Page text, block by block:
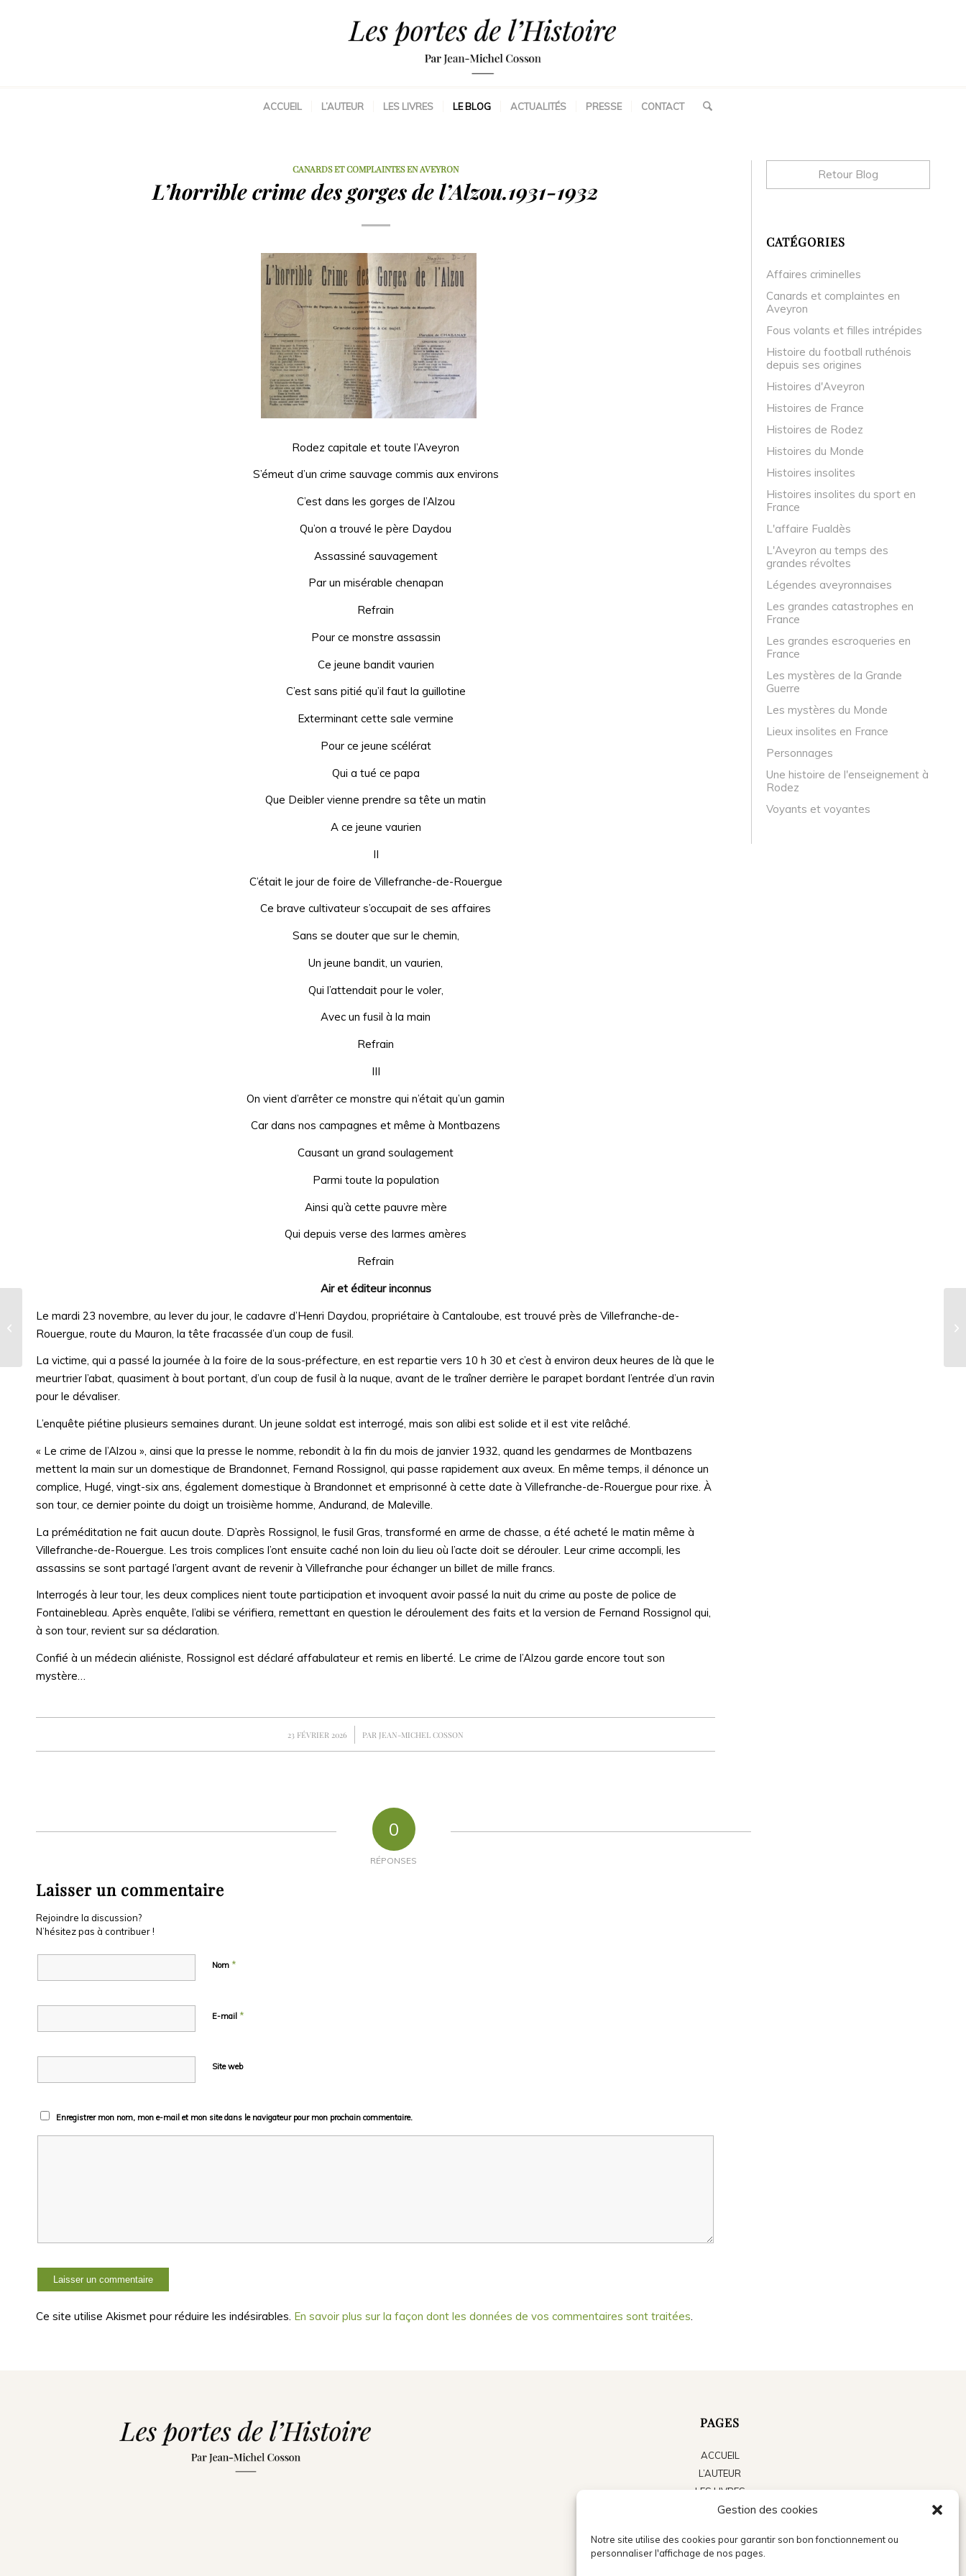
Gestion des cookies
Notre site utilise des cookies pour garantir son bon fonctionnement ou
personnaliser l'affichage de nos pages.
ACCUEIL L’AUTEUR LES LIVRES LE BLOG ACTUALITÉS PRESSE CONTACT
CANARDS ET COMPLAINTES EN AVEYRON
L’horrible crime des gorges de l’Alzou.1931-1932
Rodez capitale et toute l’Aveyron
S’émeut d’un crime sauvage commis aux environs
C’est dans les gorges de l’Alzou
Qu’on a trouvé le père Daydou
Assassiné sauvagement
Par un misérable chenapan
Refrain
Pour ce monstre assassin
Ce jeune bandit vaurien
C’est sans pitié qu’il faut la guillotine
Exterminant cette sale vermine
Pour ce jeune scélérat
Qui a tué ce papa
Que Deibler vienne prendre sa tête un matin
A ce jeune vaurien
II
C’était le jour de foire de Villefranche-de-Rouergue
Ce brave cultivateur s’occupait de ses affaires
Sans se douter que sur le chemin,
Un jeune bandit, un vaurien,
Qui l’attendait pour le voler,
Avec un fusil à la main
Refrain
III
On vient d’arrêter ce monstre qui n’était qu’un gamin
Car dans nos campagnes et même à Montbazens
Causant un grand soulagement
Parmi toute la population
Ainsi qu’à cette pauvre mère
Qui depuis verse des larmes amères
Refrain
Air et éditeur inconnus
Le mardi 23 novembre, au lever du jour, le cadavre d’Henri Daydou, propriétaire à Cantaloube, est trouvé près de Villefranche-de-
Rouergue, route du Mauron, la tête fracassée d’un coup de fusil.
La victime, qui a passé la journée à la foire de la sous-préfecture, en est repartie vers 10 h 30 et c’est à environ deux heures de là que le
meurtrier l’abat, quasiment à bout portant, d’un coup de fusil à la nuque, avant de le traîner derrière le parapet bordant l’entrée d’un ravin
pour le dévaliser.
L’enquête piétine plusieurs semaines durant. Un jeune soldat est interrogé, mais son alibi est solide et il est vite relâché.
« Le crime de l’Alzou », ainsi que la presse le nomme, rebondit à la fin du mois de janvier 1932, quand les gendarmes de Montbazens
mettent la main sur un domestique de Brandonnet, Fernand Rossignol, qui passe rapidement aux aveux. En même temps, il dénonce un
complice, Hugé, vingt-six ans, également domestique à Brandonnet et emprisonné à cette date à Villefranche-de-Rouergue pour rixe. À
son tour, ce dernier pointe du doigt un troisième homme, Andurand, de Maleville.
La préméditation ne fait aucun doute. D’après Rossignol, le fusil Gras, transformé en arme de chasse, a été acheté le matin même à
Villefranche-de-Rouergue. Les trois complices l’ont ensuite caché non loin du lieu où l’acte doit se dérouler. Leur crime accompli, les
assassins se sont partagé l’argent avant de revenir à Villefranche pour échanger un billet de mille francs.
Interrogés à leur tour, les deux complices nient toute participation et invoquent avoir passé la nuit du crime au poste de police de
Fontainebleau. Après enquête, l’alibi se vérifiera, remettant en question le déroulement des faits et la version de Fernand Rossignol qui,
à son tour, revient sur sa déclaration.
Confié à un médecin aliéniste, Rossignol est déclaré affabulateur et remis en liberté. Le crime de l’Alzou garde encore tout son
mystère…
23 FÉVRIER 2026
/ PAR JEAN-MICHEL COSSON
0
RÉPONSES
Laisser un commentaire
Rejoindre la discussion?
N’hésitez pas à contribuer !
Nom *
E-mail *
Site web
Enregistrer mon nom, mon e-mail et mon site dans le navigateur pour mon prochain commentaire.
Ce site utilise Akismet pour réduire les indésirables. En savoir plus sur la façon dont les données de vos commentaires sont traitées
Retour Blog
CATÉGORIES
Affaires criminelles
Canards et complaintes en
Aveyron
Fous volants et filles intrépides
Histoire du football ruthénois
depuis ses origines
Histoires d'Aveyron
Histoires de France
Histoires de Rodez
Histoires du Monde
Histoires insolites
Histoires insolites du sport en
France
L'affaire Fualdès
L'Aveyron au temps des
grandes révoltes
Légendes aveyronnaises
Les grandes catastrophes en
France
Les grandes escroqueries en
France
Les mystères de la Grande
Guerre
Les mystères du Monde
Lieux insolites en France
Personnages
Une histoire de l'enseignement à
Rodez
Voyants et voyantes
PAGES
ACCUEIL
L’AUTEUR
LES LIVRES
LE BLOG
PRESSE
CONTACT